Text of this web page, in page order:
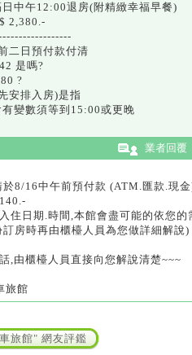
中午12:00退房(附精緻幸福早餐)
2,380.-
二日預付款付清
是嗎?
?
安排入房)是指
變數須等到15:00或更晚
業者回覆
8/16中午前預付款 (ATM.匯款.現
住日期.時間,本館會盡可能的依您的
房時再由櫃檯人員為您做詳細解說)
,由櫃檯人員直接向您解說清楚~~~
旅館
旅館" 網友評鑑